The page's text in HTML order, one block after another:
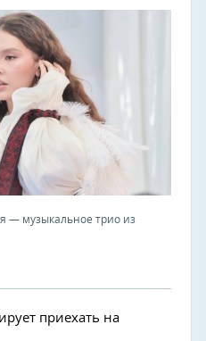
— музыкальное трио из
приехать на